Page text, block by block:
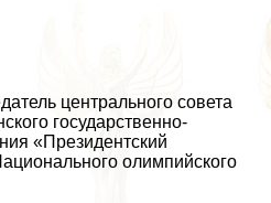
центрального совета
государственно-
«Президентский
олимпийского